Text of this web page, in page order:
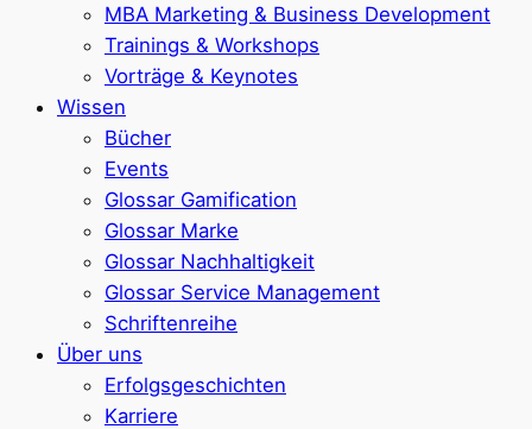
MBA Marketing & Business Development
Trainings & Workshops
Vorträge & Keynotes
Wissen
Bücher
Events
Glossar Gamification
Glossar Marke
Glossar Nachhaltigkeit
Glossar Service Management
Schriftenreihe
Über uns
Erfolgsgeschichten
Karriere